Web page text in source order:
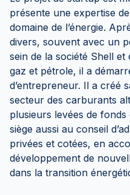
présente une expertise
domaine de l’énergie.
divers, souvent avec un
sein de la société Shell et
gaz et pétrole, il a
d’entrepreneur. Il a créé
secteur des carburants
plusieurs levées de
siège aussi au conseil
privées et cotées, en
développement de
dans la transition